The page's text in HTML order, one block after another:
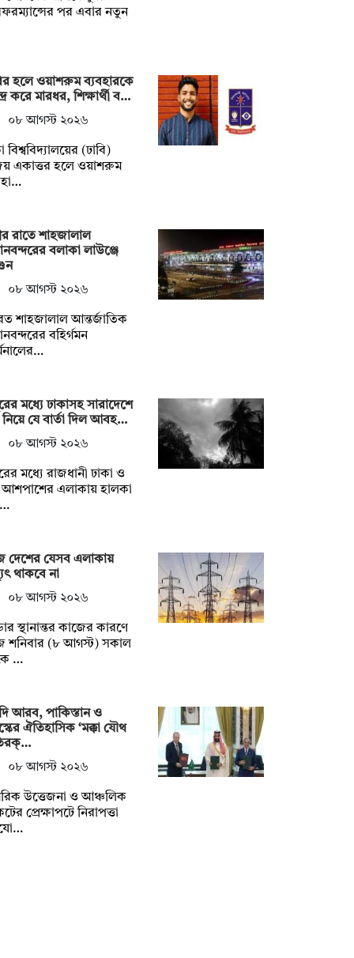
পর এবার নতুন
হলে ওয়াশরুম ব্যবহারকে
করে মারধর, শিক্ষার্থী ব…
০৮ আগস্ট ২০২৬
বিশ্ববিদ্যালয়ের (ঢাবি)
একাত্তর হলে ওয়াশরুম
রাতে শাহজালাল
বলাকা লাউঞ্জে
০৮ আগস্ট ২০২৬
শাহজালাল আন্তর্জাতিক
বহির্গমন
মধ্যে ঢাকাসহ সারাদেশে
নিয়ে যে বার্তা দিল আবহ…
০৮ আগস্ট ২০২৬
মধ্যে রাজধানী ঢাকা ও
এলাকায় হালকা
যেসব এলাকায়
থাকবে না
০৮ আগস্ট ২০২৬
স্থানান্তর কাজের কারণে
(৮ আগস্ট) সকাল
…
আরব, পাকিস্তান ও
ঐতিহাসিক ‘মক্কা যৌথ
০৮ আগস্ট ২০২৬
উত্তেজনা ও আঞ্চলিক
প্রেক্ষাপটে নিরাপত্তা